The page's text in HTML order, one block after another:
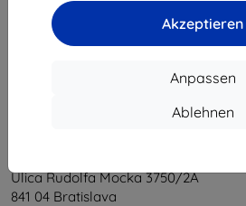
Akzeptieren
Anpassen
Ablehnen
Ulica Rudolfa Mocka 3750/2A
841 04 Bratislava